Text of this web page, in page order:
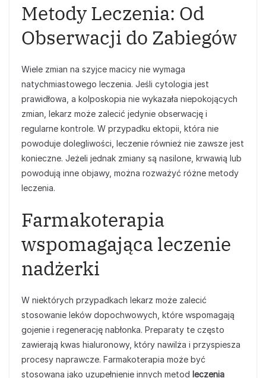
Metody Leczenia: Od
Obserwacji do Zabiegów
Wiele zmian na szyjce macicy nie wymaga
natychmiastowego leczenia. Jeśli cytologia jest
prawidłowa, a kolposkopia nie wykazała niepokojących
zmian, lekarz może zalecić jedynie obserwację i
regularne kontrole. W przypadku ektopii, która nie
powoduje dolegliwości, leczenie również nie zawsze jest
konieczne. Jeżeli jednak zmiany są nasilone, krwawią lub
powodują inne objawy, można rozważyć różne metody
leczenia.
Farmakoterapia
wspomagająca leczenie
nadżerki
W niektórych przypadkach lekarz może zalecić
stosowanie leków dopochwowych, które wspomagają
gojenie i regenerację nabłonka. Preparaty te często
zawierają kwas hialuronowy, który nawilża i przyspiesza
procesy naprawcze. Farmakoterapia może być
stosowana jako uzupełnienie innych metod leczenia